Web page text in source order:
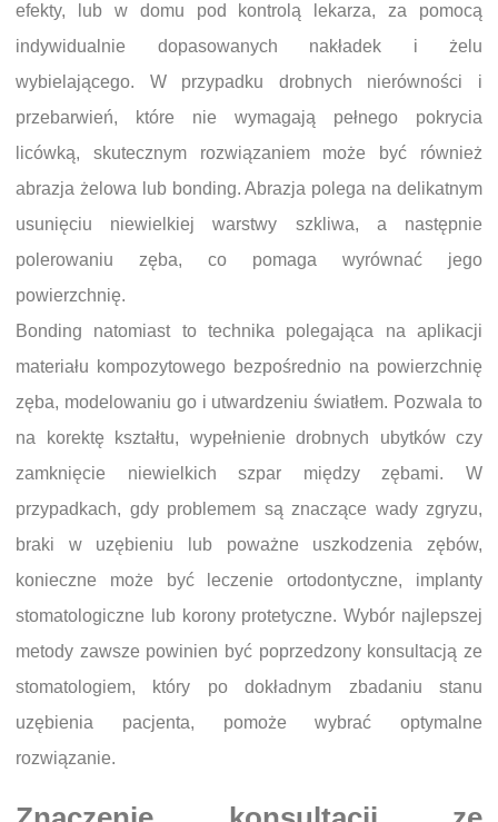
efekty, lub w domu pod kontrolą lekarza, za pomocą
indywidualnie dopasowanych nakładek i żelu
wybielającego. W przypadku drobnych nierówności i
przebarwień, które nie wymagają pełnego pokrycia
licówką, skutecznym rozwiązaniem może być również
abrazja żelowa lub bonding. Abrazja polega na delikatnym
usunięciu niewielkiej warstwy szkliwa, a następnie
polerowaniu zęba, co pomaga wyrównać jego
powierzchnię.
Bonding natomiast to technika polegająca na aplikacji
materiału kompozytowego bezpośrednio na powierzchnię
zęba, modelowaniu go i utwardzeniu światłem. Pozwala to
na korektę kształtu, wypełnienie drobnych ubytków czy
zamknięcie niewielkich szpar między zębami. W
przypadkach, gdy problemem są znaczące wady zgryzu,
braki w uzębieniu lub poważne uszkodzenia zębów,
konieczne może być leczenie ortodontyczne, implanty
stomatologiczne lub korony protetyczne. Wybór najlepszej
metody zawsze powinien być poprzedzony konsultacją ze
stomatologiem, który po dokładnym zbadaniu stanu
uzębienia pacjenta, pomoże wybrać optymalne
rozwiązanie.